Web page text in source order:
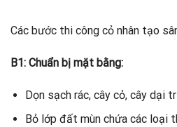
Các bước thi công cỏ nhân tạo
B1: Chuẩn bị mặt bằng:
Dọn sạch rác, cây cỏ, cây dại
Bỏ lớp đất mùn chứa các